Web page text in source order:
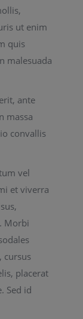
ut enim
quis
malesuada
ante
massa
convallis
vel
et viverra
Morbi
cursus
placerat
Sed id